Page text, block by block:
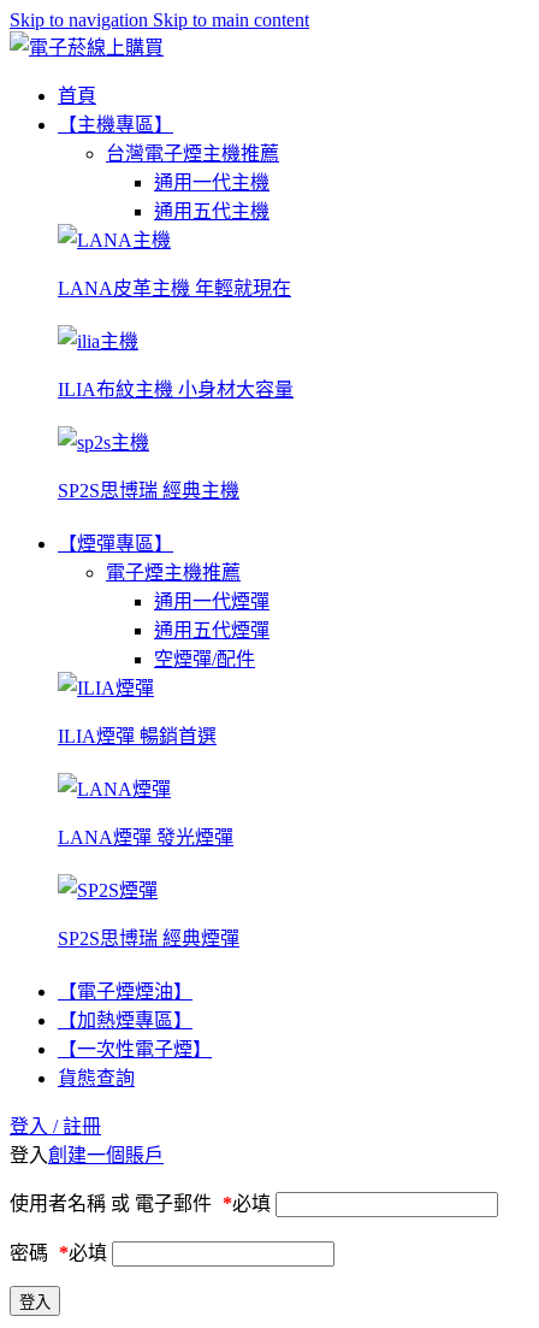
Skip to navigation Skip to main content
首頁
【主機專區】
台灣電子煙主機推薦
通用一代主機
通用五代主機
LANA皮革主機 年輕就現在
ILIA布紋主機 小身材大容量
SP2S思博瑞 經典主機
【煙彈專區】
電子煙主機推薦
通用一代煙彈
通用五代煙彈
空煙彈/配件
ILIA煙彈 暢銷首選
LANA煙彈 發光煙彈
SP2S思博瑞 經典煙彈
【電子煙煙油】
【加熱煙專區】
【一次性電子煙】
貨態查詢
登入 / 註冊
登入創建一個賬戶
使用者名稱 或 電子郵件 *必填
密碼 *必填
登入